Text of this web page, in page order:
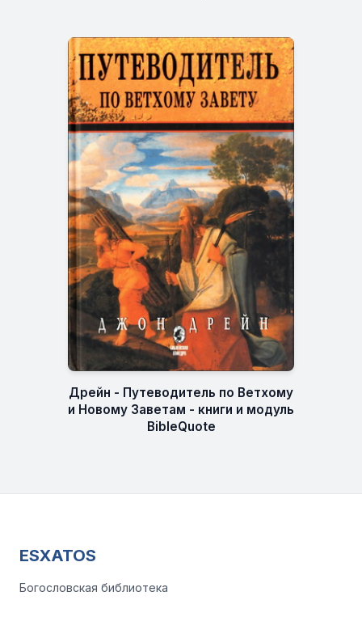
Дрейн - Путеводитель по Ветхому
и Новому Заветам - книги и модуль
BibleQuote
ESXATOS
Богословская библиотека